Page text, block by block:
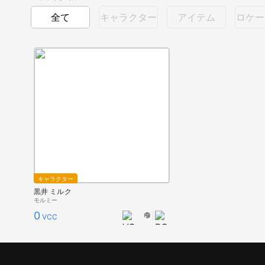
全て キャラクター アイテム ロケ
キャラクター
黒井 ミルク
モルミー
0 VCC